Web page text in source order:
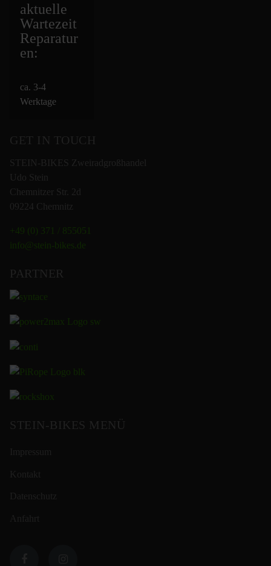
aktuelle
Wartezeit
Reparatur
en:
ca. 3-4
Werktage
GET IN TOUCH
STEIN-BIKES Zweiradgroßhandel
Udo Stein
Chemnitzer Str. 2d
09224 Chemnitz
+49 (0) 371 / 855051
info@stein-bikes.de
PARTNER
STEIN-BIKES MENÜ